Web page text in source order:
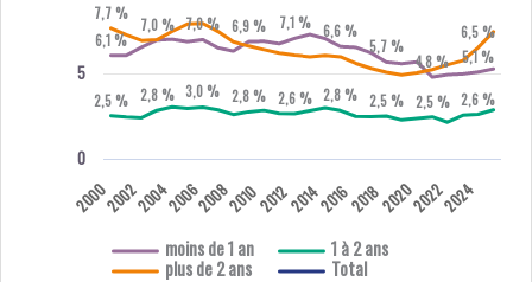
moins de 1 an
1 à 2 ans
plus de 2 ans
Total
0
5
2000200220042006200820102012201420162018202020222024
6,1 %
7,0 % 7,0 % 6,9 % 7,1 %
6,6 %
5,7 %
4,8 %
5,1 %
2,5 % 2,8 % 3,0 % 2,8 % 2,6 % 2,8 % 2,5 % 2,5 % 2,6 %
7,7 %
6,5 %